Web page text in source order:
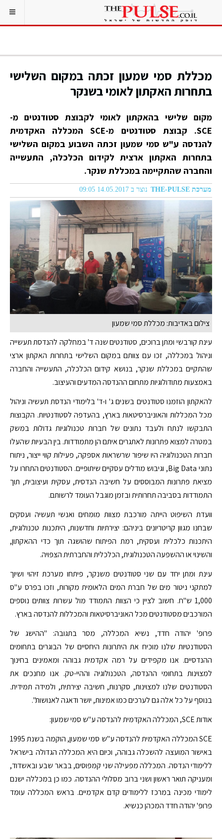
מכללת סמי שמעון זכתה במקום השלישי
בתחרות האקתון לאומי בשנקר
מקום שלישי בהאקתון לאומי לקבוצת סטודנטים מ-
SCE. קבוצת סטודנטים מ-SCE המכללה האקדמית
להנדסה ע"ש סמי שמעון זכתה השבוע במקום השלישי
בתחרות האקתון ארצית לקידום הכלכלה, התעשייה
והחברה שהתקיימה במכללת שנקר.
מערכת THE-PULSE נוצר ב 14.05.2017 09:05
צילום באדיבות: מכללת סמי שמעון
עינת קורבשי ומתן ברוכים, סטודנטים שנה ד' במחלקה להנדסת תעשייה
וניהול במכללה, זכו עם צוותם במקום השלישי בתחרות האקתון ארצי
שהתקיים במכללת שנקר, בנושא קידום הכלכלה, התעשייה והחברה
באמצעות מתודולוגיות מתחום ההנדסה המדעים והעיצוב.
להאקתון הוזמנו סטודנטים בשנים ג' ו-ד' בלימודי הנדסת תעשיה וניהול
מכל המכללות והאוניברסיטאות בארץ, בהעדפה לסטודנטיות. הקבוצות
התבקשו לנתח ולעבד נתונים של חברות טכנולוגיות גדולות במשק
במטרה למצוא פתרונות לאתגרים איתם הן מתמודדות. בין הבעיות שהעלו
חברות הטכנולוגיה היו שיפור שרשראות אספקה, פעילות קווי ייצור, ניתוח
נתוני Big Data, וגיבוש מודלים עסקיים שיתופיים. הסטודנטים התחרו על
מציאת פתרונות המבוססים על חשיבה הנדסית, עסקית ועיצובית, תוך
התמודדות בסביבה תחרותית ובזמן מוגבל העומד לרשותם.
וועדת השיפוט הייתה מורכבת מצוות מומחים ואנשי תעשיה ועסקים
שבחנו מגוון קריטריונים ביניהם: יצירתיות וחדשנות, היתכנות טכנולוגית,
היתכנות כלכלית ועסקית, רמת הפיתוח שהושגה תוך כדי ההאקתון,
והשינוי או ההשפעה הטכנולוגית, הכלכלית והחברתית הצפויה.
עינת ומתן יחד עם שני סטודנטים משנקר, פיתחו מערכת זיהוי ושיוך
למתקני ניטור מים של חברת המים הלאומית מקורות, וזכו בפרס ע"ס
1,000 ש"ח. חשוב לציין כי הצוות התמודד מול עשרות צוותים נוספים
המורכבים מסטודנטים מכל האוניברסיטאות והמכללות להנדסה בארץ.
פרופ' יהודה חדד, נשיא המכללה, מסר בתגובה: "ההישג של
הסטודנטיות שלנו מוכיח את היתרונות היחסיים של הבוגרים בתחומים
ההנדסיים. אנו מקפידים על רמה אקדמית גבוהה ומאמינים בחינוך
למצוינות בתחומי ההנדסה, הטכנולוגיה וההיי-טק. אנו מחנכים את
הסטודנטים שלנו למצוינות, סקרנות, חשיבה יצירתית, ולמידה תמידית.
בנוסף על כל אלה גם לערכים כמו אמינות, יושר ודאגה לאנושות".
אודות SCE, המכללה האקדמית להנדסה ע"ש סמי שמעון:
SCE המכללה האקדמית להנדסה ע"ש סמי שמעון, הוקמה בשנת 1995
באישור המועצה להשכלה גבוהה, וכיום היא המכללה הגדולה בישראל
ללימודי הנדסה. המכללה מפעילה שני קמפוסים, בבאר שבע ובאשדוד,
ומעניקה תואר ראשון ושני ברוב מסלולי ההנדסה. כמו כן במכללה ישנם
לימודי מכינה במרכז ללימודים קדם אקדמיים. בראש המכללה עומד
פרופ' יהודה חדד המכהן כנשיא.